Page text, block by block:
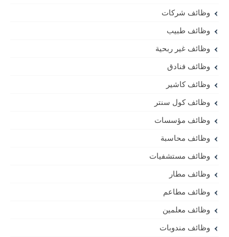
وظائف شركات
وظائف طبيب
وظائف غير ربحية
وظائف فنادق
وظائف كاشير
وظائف كول سنتر
وظائف مؤسسات
وظائف محاسبة
وظائف مستشفيات
وظائف مطار
وظائف مطاعم
وظائف معلمين
وظائف مندوبات